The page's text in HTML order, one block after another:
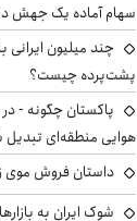
سهام آماده یک جهش
پشت‌پرده چیست؟
پاکستان چگونه -
هوایی منطقه‌ای
داستان فروش موی